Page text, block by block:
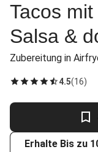
Tacos
Salsa &
Zubereitung in
4.5(16)
Erhalte Bis zu